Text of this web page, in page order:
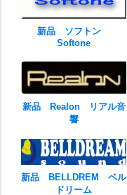
新品 ソフトン
Softone
新品 Realon リアル音
響
新品 BELLDREM ベル
ドリーム